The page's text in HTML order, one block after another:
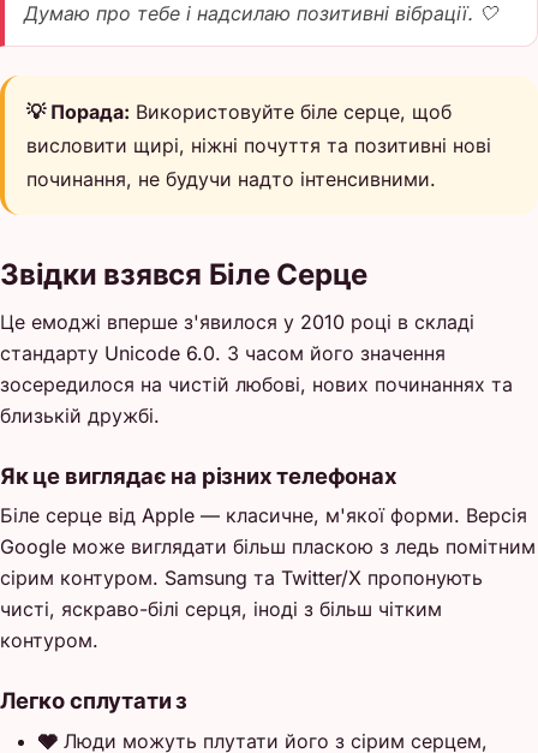
Думаю про тебе і надсилаю позитивні вібрації. 🤍
💡 Порада: Використовуйте біле серце, щоб
висловити щирі, ніжні почуття та позитивні нові
починання, не будучи надто інтенсивними.
Звідки взявся Біле Серце
Це емоджі вперше з'явилося у 2010 році в складі
стандарту Unicode 6.0. З часом його значення
зосередилося на чистій любові, нових починаннях та
близькій дружбі.
Як це виглядає на різних телефонах
Біле серце від Apple — класичне, м'якої форми. Версія
Google може виглядати більш пласкою з ледь помітним
сірим контуром. Samsung та Twitter/X пропонують
чисті, яскраво-білі серця, іноді з більш чітким
контуром.
Легко сплутати з
🩶 Люди можуть плутати його з сірим серцем,